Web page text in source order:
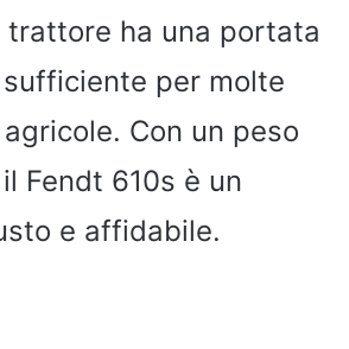
trattore ha una portata
per molte
Con un peso
Fendt 610s è un
e affidabile.